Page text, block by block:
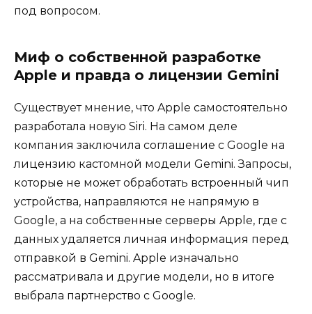
под вопросом.
Миф о собственной разработке
Apple и правда о лицензии Gemini
Существует мнение, что Apple самостоятельно
разработала новую Siri. На самом деле
компания заключила соглашение с Google на
лицензию кастомной модели Gemini. Запросы,
которые не может обработать встроенный чип
устройства, направляются не напрямую в
Google, а на собственные серверы Apple, где с
данных удаляется личная информация перед
отправкой в Gemini. Apple изначально
рассматривала и другие модели, но в итоге
выбрала партнерство с Google.